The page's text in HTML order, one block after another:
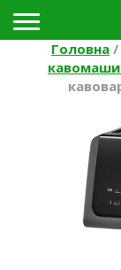
Головна /